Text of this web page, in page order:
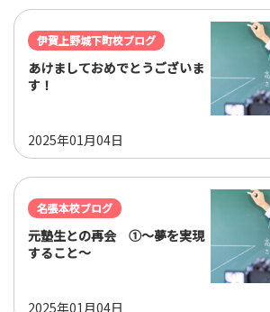
伊賀上野城下町校ブログ
あけましておめでとうございま
す！
2025年01月04日
名張本校ブログ
元塾生との再会 ①～夢を実現
すること～
2025年01月04日